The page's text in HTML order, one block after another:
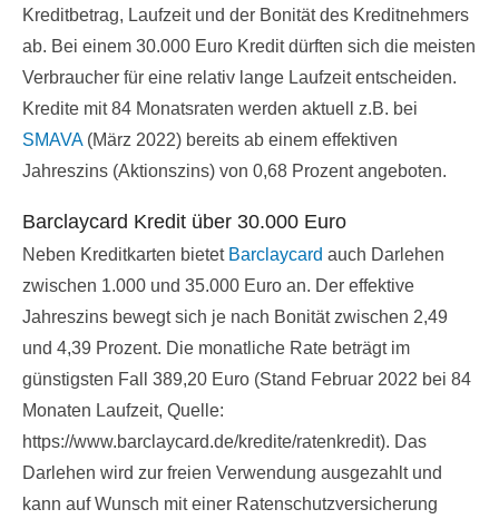
Kreditbetrag, Laufzeit und der Bonität des Kreditnehmers
ab. Bei einem 30.000 Euro Kredit dürften sich die meisten
Verbraucher für eine relativ lange Laufzeit entscheiden.
Kredite mit 84 Monatsraten werden aktuell z.B. bei
SMAVA(März 2022) bereits ab einem effektiven
Jahreszins (Aktionszins) von 0,68 Prozent angeboten.
Barclaycard Kredit über 30.000 Euro
Neben Kreditkarten bietet Barclaycard auch Darlehen
zwischen 1.000 und 35.000 Euro an. Der effektive
Jahreszins bewegt sich je nach Bonität zwischen 2,49
und 4,39 Prozent. Die monatliche Rate beträgt im
günstigsten Fall 389,20 Euro (Stand Februar 2022 bei 84
Monaten Laufzeit, Quelle:
https://www.barclaycard.de/kredite/ratenkredit). Das
Darlehen wird zur freien Verwendung ausgezahlt und
kann auf Wunsch mit einer Ratenschutzversicherung